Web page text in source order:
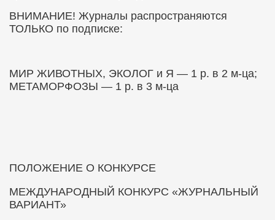
ВНИМАНИЕ! Журналы распространяются
ТОЛЬКО по подписке:
МИР ЖИВОТНЫХ, ЭКОЛОГ и Я — 1 р. в 2 м-ца;
МЕТАМОРФОЗЫ — 1 р. в 3 м-ца
ПОЛОЖЕНИЕ О КОНКУРСЕ
МЕЖДУНАРОДНЫЙ КОНКУРС «ЖУРНАЛЬНЫЙ
ВАРИАНТ»